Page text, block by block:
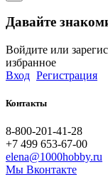
Давайте
Войдите или
избранное
Вход Регистрация
Контакты
8-800-201-41-28
+7 499 653-67-00
elena@1000hobby.ru
Мы Вконтакте